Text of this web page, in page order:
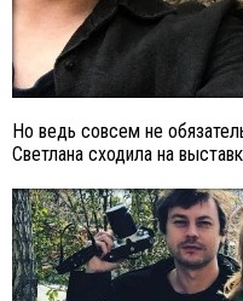
Но ведь совсем не
Светлана сходила на